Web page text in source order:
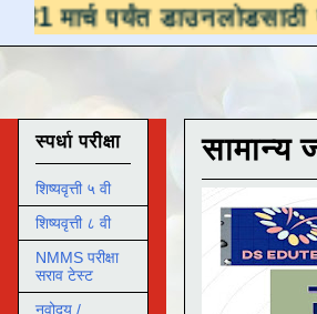
डाउनलोडसाठी उपलब्ध ,
सामान्य
स्पर्धा परीक्षा
शिष्यवृत्ती ५ वी
शिष्यवृत्ती ८ वी
NMMS परीक्षा
सराव टेस्ट
नवोदय /